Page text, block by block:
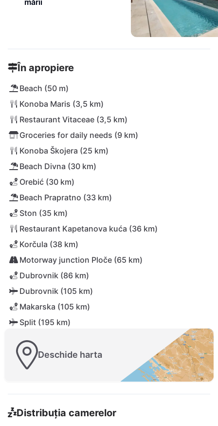
mării
În apropiere
Beach (50 m)
Konoba Maris (3,5 km)
Restaurant Vitaceae (3,5 km)
Groceries for daily needs (9 km)
Konoba Škojera (25 km)
Beach Divna (30 km)
Orebić (30 km)
Beach Prapratno (33 km)
Ston (35 km)
Restaurant Kapetanova kuća (36 km)
Korčula (38 km)
Motorway junction Ploče (65 km)
Dubrovnik (86 km)
Dubrovnik (105 km)
Makarska (105 km)
Split (195 km)
Deschide harta
Distribuția camerelor